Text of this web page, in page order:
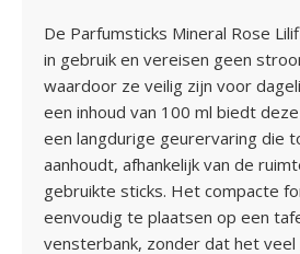
De Parfumsticks Mineral Rose
in gebruik en vereisen geen
waardoor ze veilig zijn voor
een inhoud van 100 ml biedt
een langdurige geurervaring die
aanhoudt, afhankelijk van de
gebruikte sticks. Het compacte
eenvoudig te plaatsen op een
vensterbank, zonder dat het